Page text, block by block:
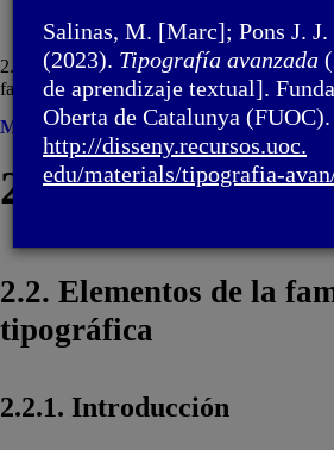
2. Familia tipográfica / 2.2. Elementos de la
familia tipográfica
Menú
2. Familia
2.2. Elementos de la
tipográfica
2.2.1. Introducción
Salinas, M. [Marc]; Pons J. J.
(2023). Tipografía avanzada
de aprendizaje textual].
Oberta de Catalunya (FUOC).
http://disseny.recursos.uoc.
edu/materials/tipografia-